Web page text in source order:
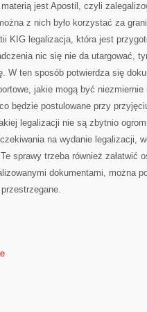
materią jest Apostil, czyli
z nich było korzystać za
KIG legalizacja, która jest
nic się nie da utargować,
W ten sposób potwierdza się
jakie mogą być
będzie postulowane przy
legalizacji nie są zbytnio
na wydanie legalizacji,
sprawy trzeba również załatwić
dokumentami, można